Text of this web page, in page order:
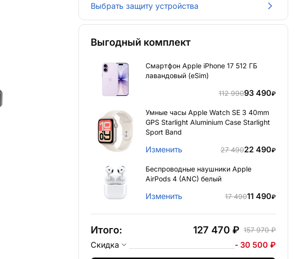
Выбрать защиту устройства
Выгодный комплект
Смартфон Apple iPhone 17 512 ГБ
лавандовый (eSim)
93 490₽
112 990
Умные часы Apple Watch SE 3 40mm
GPS Starlight Aluminium Case Starlight
Sport Band
Изменить 22 490₽
27 490
Беспроводные наушники Apple
AirPods 4 (ANC) белый
Изменить 11 490₽
17 490
Итого: 127 470 ₽ 157 970 ₽
Скидка - 30 500 ₽